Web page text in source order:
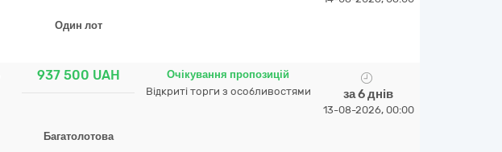
Один лот
937 500 UAH
Багатолотова
Очікування пропозицій
Відкриті торги з особливостями
за 6 днів
13-08-2026, 00:00